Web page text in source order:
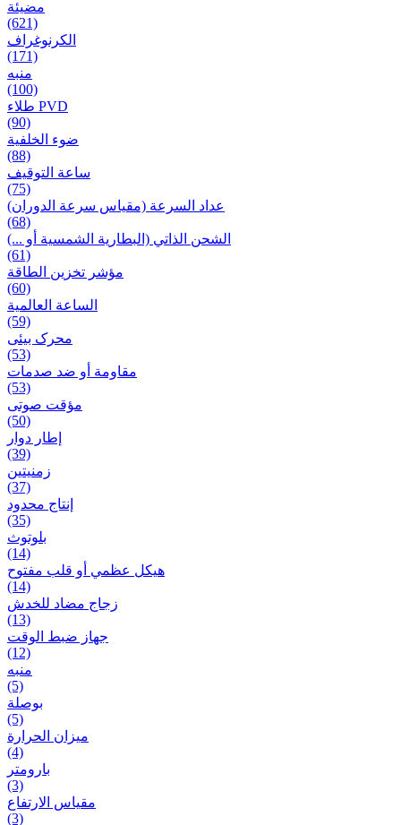
مضيئة
(621)
الكرنوغراف
(171)
منبه
(100)
طلاء PVD
(90)
ضوء الخلفية
(88)
ساعة التوقيف
(75)
عداد السرعة (مقياس سرعة الدوران)
(68)
الشحن الذاتي (البطارية الشمسية أو ...)
(61)
مؤشر تخزين الطاقة
(60)
الساعة العالمية
(59)
محرک بیئی
(53)
مقاومة أو ضد صدمات
(53)
مؤقت صوتی
(50)
إطار دوار
(39)
زمنیتین
(37)
إنتاج محدود
(35)
بلوتوث
(14)
هيكل عظمي أو قلب مفتوح
(14)
زجاج مضاد للخدش
(13)
جهاز ضبط الوقت
(12)
منبه
(5)
بوصلة
(5)
ميزان الحرارة
(4)
بارومتر
(3)
مقياس الارتفاع
(3)